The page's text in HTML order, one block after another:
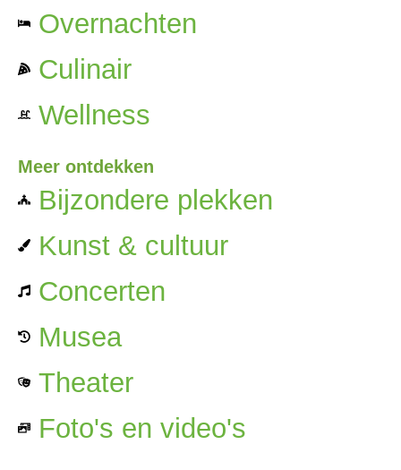
Overnachten
Culinair
Wellness
Meer ontdekken
Bijzondere plekken
Kunst & cultuur
Concerten
Musea
Theater
Foto's en video's